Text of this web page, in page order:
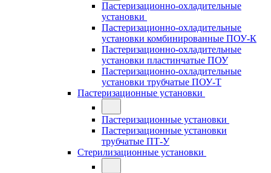
Пастеризационно-охладительные
установки
Пастеризационно-охладительные
установки комбинированные ПОУ-К
Пастеризационно-охладительные
установки пластинчатые ПОУ
Пастеризационно-охладительные
установки трубчатые ПОУ-Т
Пастеризационные установки
Пастеризационные установки
Пастеризационные установки
трубчатые ПТ-У
Стерилизационные установки